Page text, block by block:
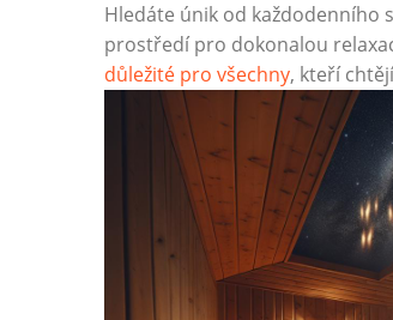
Hledáte únik​ od každodenního
prostředí⁤ pro dokonalou
důležité pro všechny, kteří